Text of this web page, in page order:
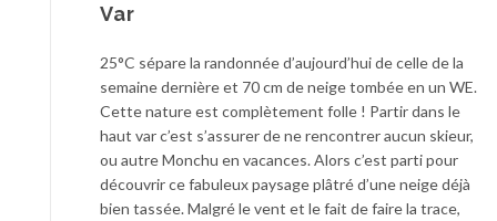
Var
25°C sépare la randonnée d’aujourd’hui de celle de la
semaine dernière et 70 cm de neige tombée en un WE.
Cette nature est complètement folle ! Partir dans le
haut var c’est s’assurer de ne rencontrer aucun skieur,
ou autre Monchu en vacances. Alors c’est parti pour
découvrir ce fabuleux paysage plâtré d’une neige déjà
bien tassée. Malgré le vent et le fait de faire la trace,